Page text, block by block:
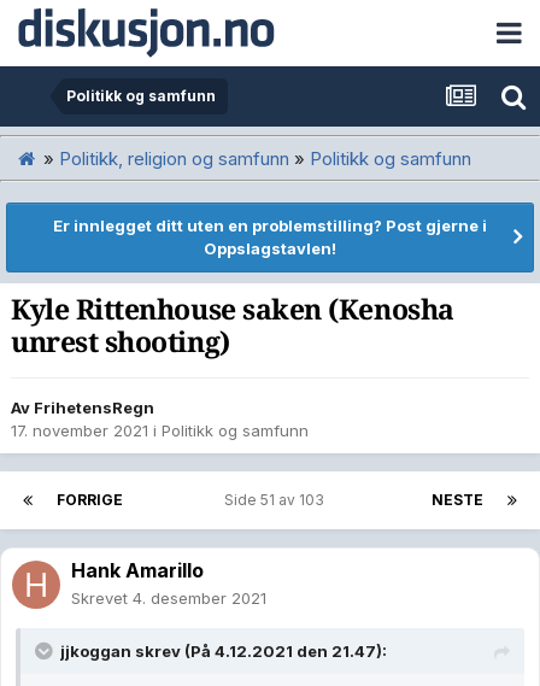
Politikk og samfunn
» Politikk, religion og samfunn » Politikk og samfunn
Er innlegget ditt uten en problemstilling? Post gjerne i
Oppslagstavlen!
Kyle Rittenhouse saken (Kenosha
unrest shooting)
Av FrihetensRegn
17. november 2021 i Politikk og samfunn
FORRIGE NESTE
Side 51 av 103
Hank Amarillo
Skrevet 4. desember 2021
jjkoggan skrev (På 4.12.2021 den 21.47):